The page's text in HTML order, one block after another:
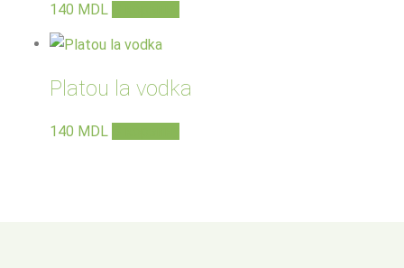
140 MDL
Platou la vodka
140 MDL